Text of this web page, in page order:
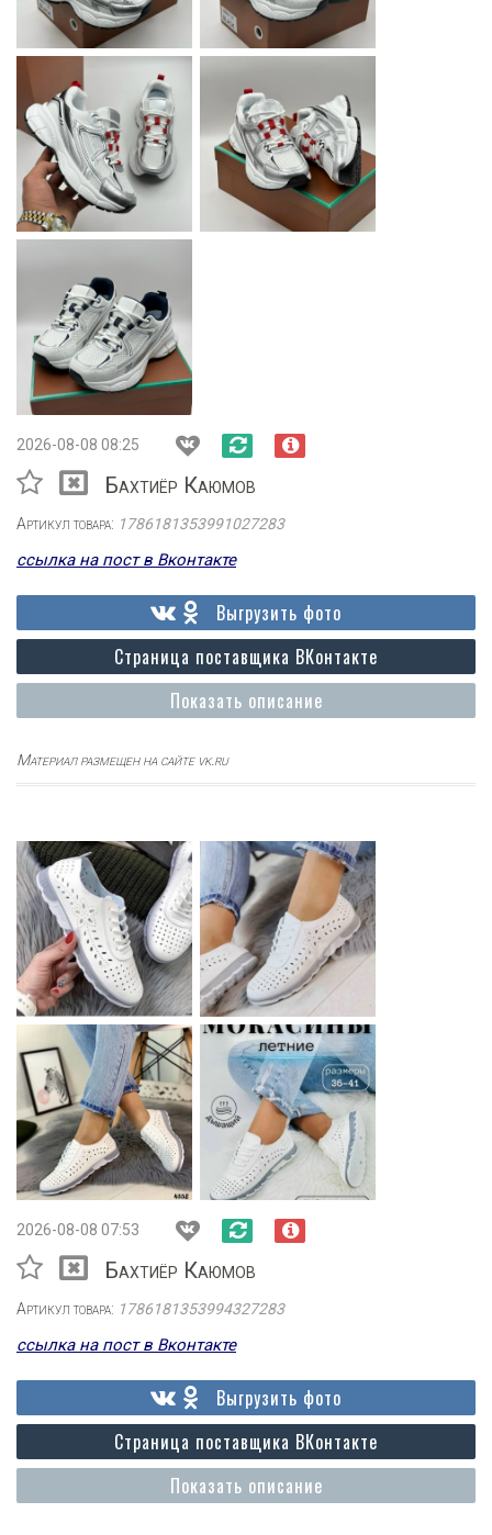
2026-08-08 08:25
Бахтиёр Каюмов
Артикул товара: 1786181353991027283
ссылка на пост в Вконтакте
Показать описание
Страница поставщика ВКонтакте
Выгрузить фото
Материал размещен на сайте vk.ru
2026-08-08 07:53
Бахтиёр Каюмов
Артикул товара: 1786181353994327283
ссылка на пост в Вконтакте
Показать описание
Страница поставщика ВКонтакте
Выгрузить фото